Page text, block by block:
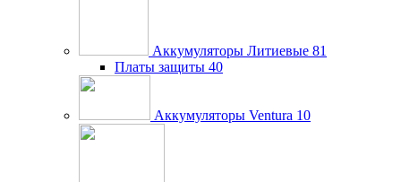
Аккумуляторы Литиевые 81
Платы защиты 40
Аккумуляторы Ventura 10